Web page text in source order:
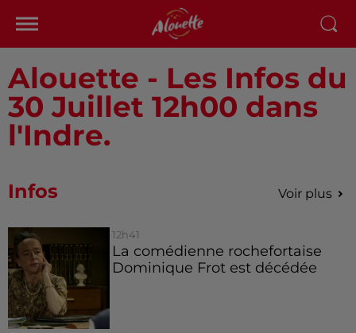
Alouette - Les Infos du
30 Juillet 12h00 dans
l'Indre.
Infos Voir plus
12h41
La comédienne rochefortaise
Dominique Frot est décédée